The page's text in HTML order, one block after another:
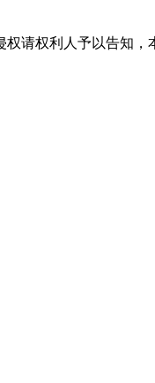
请权利人予以告知，